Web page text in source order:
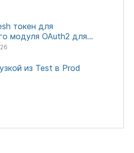
токен для
модуля OAuth2 для
сторонние сервисы
из Test в Prod